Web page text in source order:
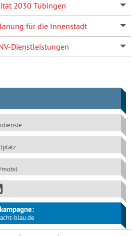
2030 Tübingen
für die Innenstadt
Dienstleistungen
mobil
blau.de